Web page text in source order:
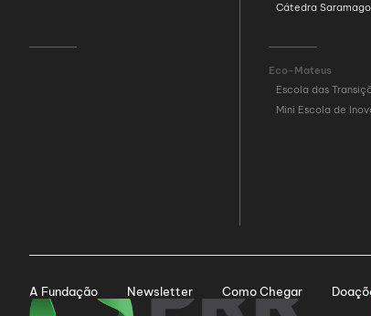
Cátedra
Eco-Mateus
Escola das
Mini Escola de
A Fundação Newsletter Como Chegar